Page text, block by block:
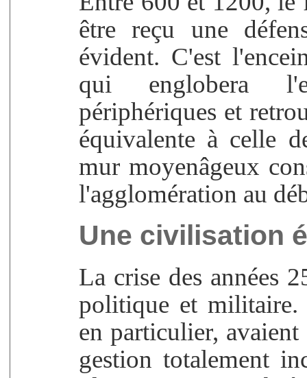
être reçu une
évident. C'est
qui englobera
périphériques et
équivalente à celle
mur moyenâgeux
l'agglomération au
Une civilisation
La crise des années
politique et militaire.
en particulier, avaient
gestion totalement